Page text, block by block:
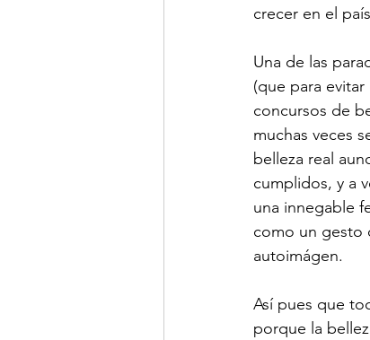
crecer en el
Una de las
(que para
concursos de
muchas veces
belleza real
cumplidos, y a
una innegable
como un gesto
autoimágen.
Así pues que
porque la